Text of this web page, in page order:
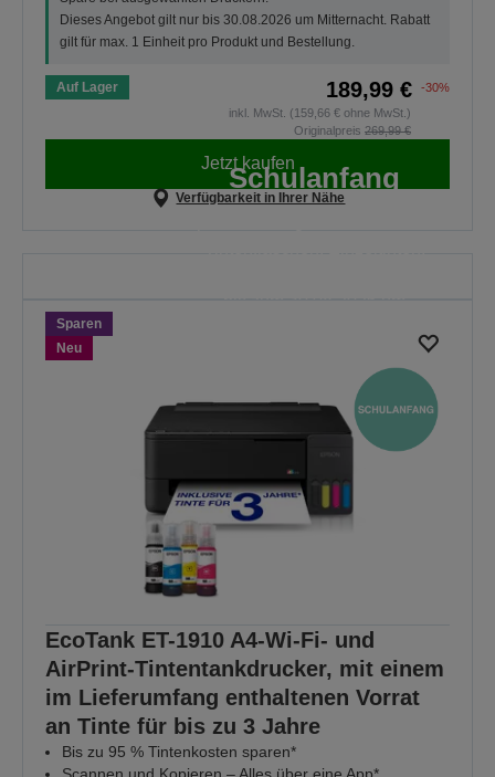
Dieses Angebot gilt nur bis 30.08.2026 um Mitternacht. Rabatt
gilt für max. 1 Einheit pro Produkt und Bestellung.
Auf Lager 189,99 €
-30%
inkl. MwSt. (159,66 € ohne MwSt.)
Originalpreis 269,99 €
Jetzt kaufen
Verfügbarkeit in Ihrer Nähe
Schulanfang
Sparen
Neu
EcoTank ET-1910 A4-Wi-Fi- und
AirPrint-Tintentankdrucker, mit einem
im Lieferumfang enthaltenen Vorrat
an Tinte für bis zu 3 Jahre
Bis zu 95 % Tintenkosten sparen*